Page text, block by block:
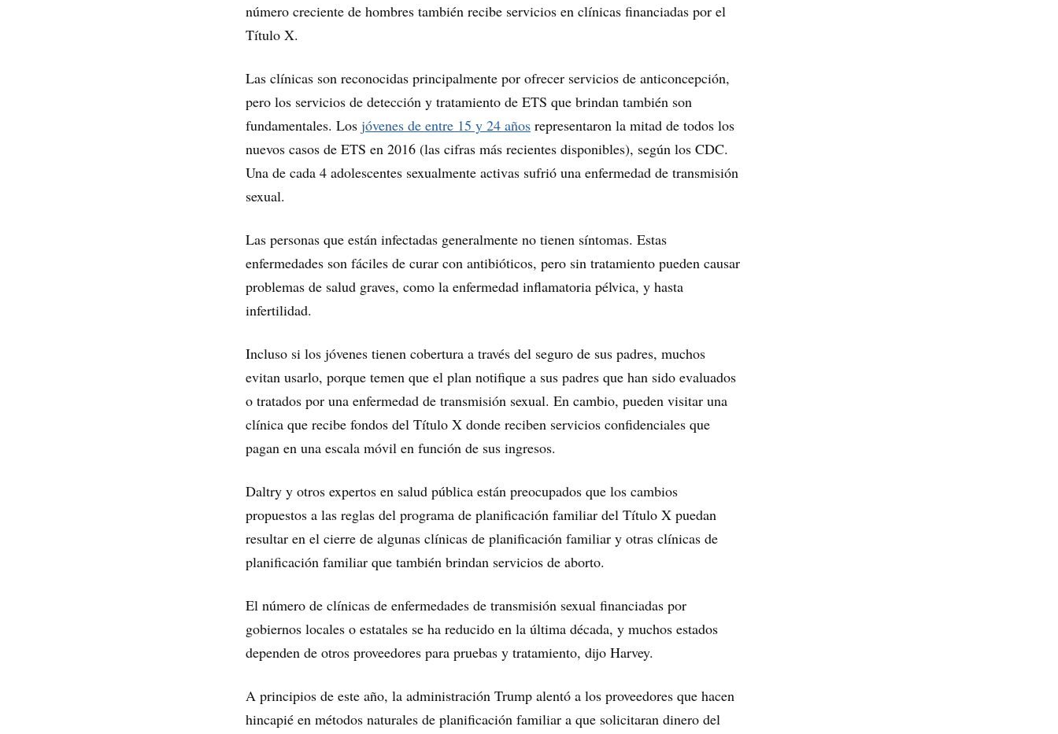
número creciente de hombres también recibe servicios en clínicas financiadas por el
Título X.
Las clínicas son reconocidas principalmente por ofrecer servicios de anticoncepción,
pero los servicios de detección y tratamiento de ETS que brindan también son
fundamentales. Los jóvenes de entre 15 y 24 años representaron la mitad de todos los
nuevos casos de ETS en 2016 (las cifras más recientes disponibles), según los CDC.
Una de cada 4 adolescentes sexualmente activas sufrió una enfermedad de transmisión
sexual.
Las personas que están infectadas generalmente no tienen síntomas. Estas
enfermedades son fáciles de curar con antibióticos, pero sin tratamiento pueden causar
problemas de salud graves, como la enfermedad inflamatoria pélvica, y hasta
infertilidad.
Incluso si los jóvenes tienen cobertura a través del seguro de sus padres, muchos
evitan usarlo, porque temen que el plan notifique a sus padres que han sido evaluados
o tratados por una enfermedad de transmisión sexual. En cambio, pueden visitar una
clínica que recibe fondos del Título X donde reciben servicios confidenciales que
pagan en una escala móvil en función de sus ingresos.
Daltry y otros expertos en salud pública están preocupados que los cambios
propuestos a las reglas del programa de planificación familiar del Título X puedan
resultar en el cierre de algunas clínicas de planificación familiar y otras clínicas de
planificación familiar que también brindan servicios de aborto.
El número de clínicas de enfermedades de transmisión sexual financiadas por
gobiernos locales o estatales se ha reducido en la última década, y muchos estados
dependen de otros proveedores para pruebas y tratamiento, dijo Harvey.
A principios de este año, la administración Trump alentó a los proveedores que hacen
hincapié en métodos naturales de planificación familiar a que solicitaran dinero del